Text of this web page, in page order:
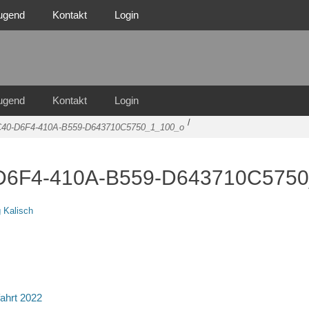
Kontakt Login
Kontakt Login
/
D6F4-410A-B559-D643710C5750_1_100_o
410A-B559-
Kalisch
2022